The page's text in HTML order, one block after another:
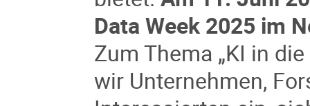
Data Week 2025 im
Zum Thema „KI in
wir Unternehmen,